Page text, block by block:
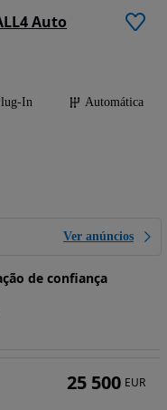
Auto
In
Automática
Ver anúncios
de confiança
25 500 EUR